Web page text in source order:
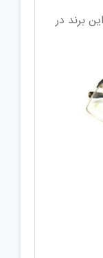
برند در